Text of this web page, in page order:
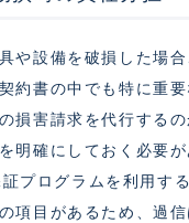
や設備を破損した場
約書の中でも特に重
損害請求を代行する
明確にしておく必要が
プログラムを利用す
項目があるため、過信